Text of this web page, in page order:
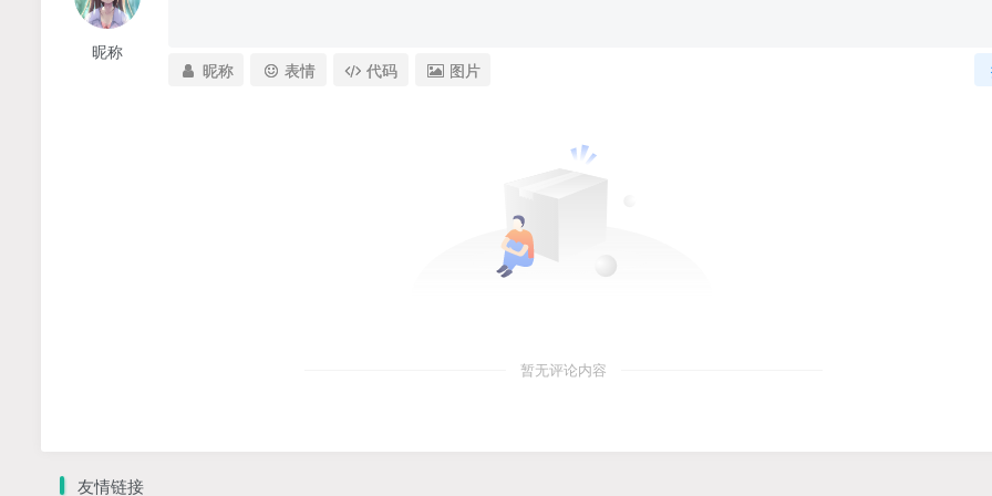
昵称
昵称 表情 代码 图片
暂无评论内容
友情链接